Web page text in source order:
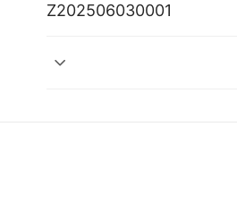
Z202506030001